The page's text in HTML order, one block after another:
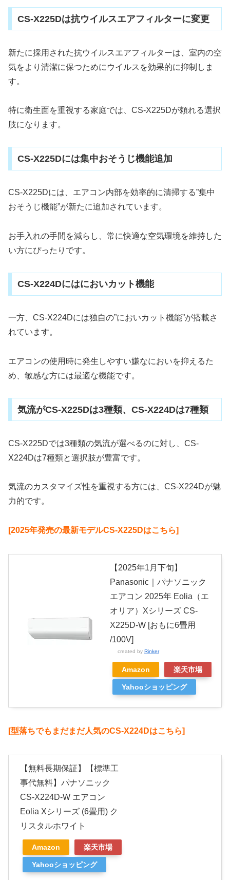
CS-X225Dは抗ウイルスエアフィルターに変更
新たに採用された抗ウイルスエアフィルターは、室内の空
気をより清潔に保つためにウイルスを効果的に抑制しま
す。
特に衛生面を重視する家庭では、CS-X225Dが頼れる選択
肢になります。
CS-X225Dには集中おそうじ機能追加
CS-X225Dには、エアコン内部を効率的に清掃する”集中
おそうじ機能”が新たに追加されています。
お手入れの手間を減らし、常に快適な空気環境を維持した
い方にぴったりです。
CS-X224Dにはにおいカット機能
一方、CS-X224Dには独自の”においカット機能”が搭載さ
れています。
エアコンの使用時に発生しやすい嫌なにおいを抑えるた
め、敏感な方には最適な機能です。
気流がCS-X225Dは3種類、CS-X224Dは7種類
CS-X225Dでは3種類の気流が選べるのに対し、CS-
X224Dは7種類と選択肢が豊富です。
気流のカスタマイズ性を重視する方には、CS-X224Dが魅
力的です。
[2025年発売の最新モデルCS-X225Dはこちら]
【2025年1月下旬】
Panasonic｜パナソニック
エアコン 2025年 Eolia（エ
オリア）Xシリーズ CS-
X225D-W [おもに6畳用
/100V]
created by Rinker
Amazon 楽天市場
Yahooショッピング
[型落ちでもまだまだ人気のCS-X224Dはこちら]
【無料長期保証】【標準工
事代無料】パナソニック
CS-X224D-W エアコン
Eolia Xシリーズ (6畳用) ク
リスタルホワイト
Amazon 楽天市場
Yahooショッピング